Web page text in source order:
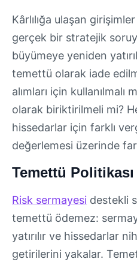
Kârlılığa ulaşan
gerçek bir stratejik
büyümeye yeniden
temettü olarak iade
alımları için kullanılmalı
olarak biriktirilmeli mi?
hissedarlar için farklı
değerlemesi üzerinde
Temettü Politikası
Risk sermayesi destekli
temettü ödemez:
yatırılır ve hissedarlar
getirilerini yakalar.